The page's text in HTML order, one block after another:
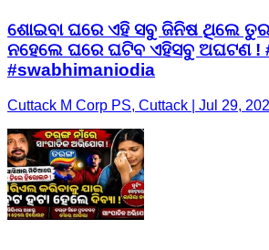
ଶୋଇବା ଘରେ ଏହି ସବୁ ଜିନିଷ ଥିଲେ
ନହେଲେ ଘରେ ଘଟିବ ଏହିସବୁ ଅଘଟଣ !
#swabhimaniodia
Cuttack M Corp PS, Cuttack | Jul 29,